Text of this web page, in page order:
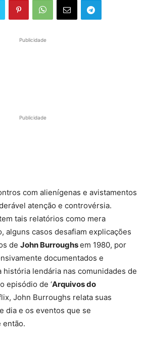
Publicidade
Publicidade
com alienígenas e avistamentos
atenção e controvérsia.
tais relatórios como mera
alguns casos desafiam explicações
de John Burroughsem 1980, por
documentados e
história lendária nas comunidades de
episódio de ‘Arquivos do
John Burroughs relata suas
dia e os eventos que se
então.